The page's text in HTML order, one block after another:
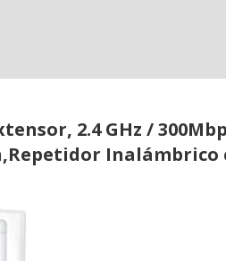
2.4 GHz /
Inalámbrico